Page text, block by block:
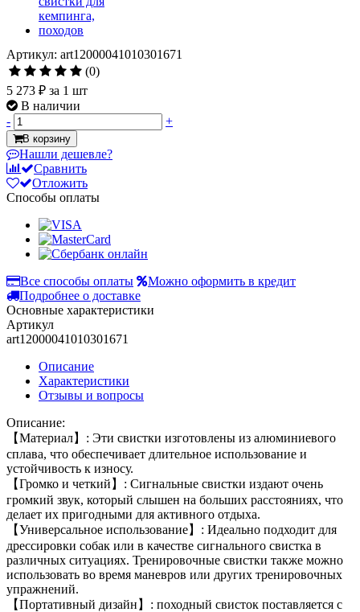
Артикул: art12000041010301671
(0)
5 273 ₽ за 1 шт
В наличии
-
+
В корзину
Нашли дешевле?
Сравнить
Отложить
Способы оплаты
Все способы оплаты
Можно оформить в кредит
Подробнее о доставке
Основные характеристики
Артикул
art12000041010301671
Описание
Характеристики
Отзывы и вопросы
Описание:
【Материал】: Эти свистки изготовлены из алюминиевого
сплава, что обеспечивает длительное использование и
устойчивость к износу.
【Громко и четкий】: Сигнальные свистки издают очень
громкий звук, который слышен на больших расстояниях, что
делает их пригодными для активного отдыха.
【Универсальное использование】: Идеально подходит для
дрессировки собак или в качестве сигнального свистка в
различных ситуациях. Тренировочные свистки также можно
использовать во время маневров или других тренировочных
упражнений.
【Портативный дизайн】: походный свисток поставляется с